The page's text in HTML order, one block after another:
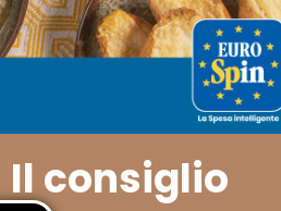
Il consiglio